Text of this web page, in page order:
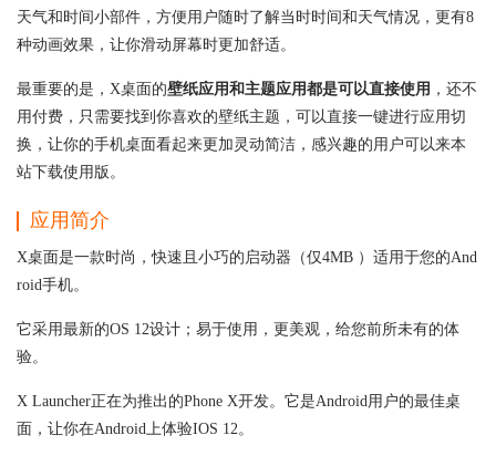
天气和时间小部件，方便用户随时了解当时时间和天气情况，更有8
种动画效果，让你滑动屏幕时更加舒适。
最重要的是，X桌面的壁纸应用和主题应用都是可以直接使用 ，还不
用付费，只需要找到你喜欢的壁纸主题，可以直接一键进行应用切
换，让你的手机桌面看起来更加灵动简洁，感兴趣的用户可以来本
站下载使用版。
应用简介
X桌面是一款时尚，快速且小巧的启动器（仅4MB ）适用于您的And
roid手机。
它采用最新的OS 12设计；易于使用，更美观，给您前所未有的体
验。
X Launcher正在为推出的Phone X开发。它是Android用户的最佳桌
面，让你在Android上体验IOS 12。